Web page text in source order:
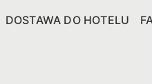
DOSTAWA DO HOTELU